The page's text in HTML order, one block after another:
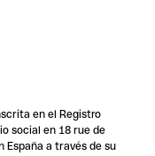
en el Registro
social en 18 rue de
España a través de su